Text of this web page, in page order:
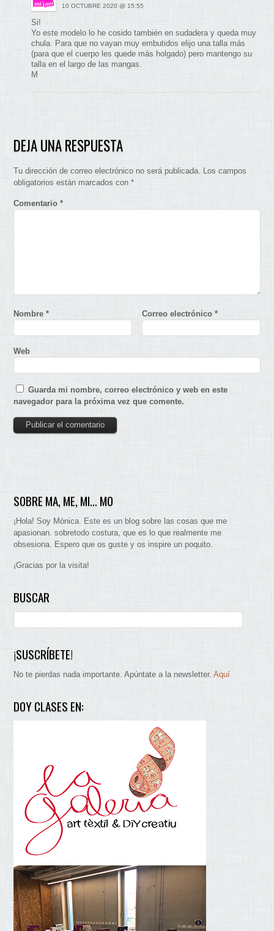
10 OCTUBRE 2020 @ 15:55
Si!
Yo este modelo lo he cosido también en sudadera y queda muy
chula. Para que no vayan muy embutidos elijo una talla más
(para que el cuerpo les quede más holgado) pero mantengo su
talla en el largo de las mangas.
M
DEJA UNA RESPUESTA
Tu dirección de correo electrónico no será publicada.
Los campos
obligatorios están marcados con*
Comentario*
Nombre* Correo electrónico*
Web
Guarda mi nombre, correo electrónico y web en este
navegador para la próxima vez que comente.
SOBRE MA, ME, MI… MO
¡Hola! Soy Mònica. Este es un blog sobre las cosas que me
apasionan. sobretodo costura, que es lo que realmente me
obsesiona. Espero que os guste y os inspire un poquito.
¡Gracias por la visita!
BUSCAR
¡SUSCRÍBETE!
No te pierdas nada importante. Apúntate a la newsletter.Aquí
DOY CLASES EN: